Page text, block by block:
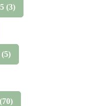
(3)
(5)
(70)